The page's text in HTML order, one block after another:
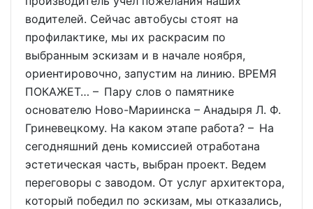
водителей. Сейчас автобусы стоят на
профилактике, мы их раскрасим по
выбранным эскизам и в начале ноября,
ориентировочно, запустим на линию. ВРЕМЯ
ПОКАЖЕТ… – Пару слов о памятнике
основателю Ново-Мариинска – Анадыря Л. Ф.
Гриневецкому. На каком этапе работа? – На
сегодняшний день комиссией отработана
эстетическая часть, выбран проект. Ведем
переговоры с заводом. От услуг архитектора,
который победил по эскизам, мы отказались,